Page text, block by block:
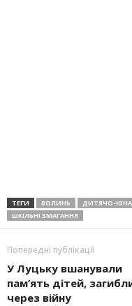
ТЕГИ ВОЛИНЬ ДИТЯЧО-
ШКІЛЬНІ ЗМАГАННЯ
Попередні публікації
У Луцьку вшанували
пам’ять дітей,
через війну